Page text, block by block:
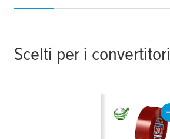
Scelti per i convertitori